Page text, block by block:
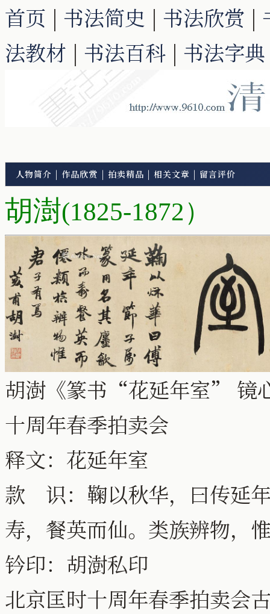
首页 | 书法简史 | 书法欣赏 |
法教材 | 书法百科 | 书法字典
人物简介 | 作品欣赏 | 拍卖精品 | 相关文章 | 留言评价
胡澍(1825-1872）
胡澍《篆书“花延年室” 镜
十周年春季拍卖会
释文：花延年室
款 识：鞠以秋华，曰传延
寿，餐英而仙。类族辨物，
钤印：胡澍私印
北京匡时十周年春季拍卖会